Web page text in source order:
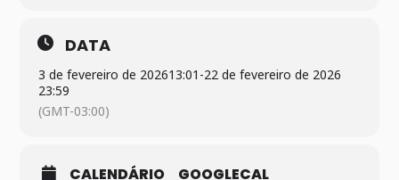
escolher o perfil e o tipo de bolsa para os quais quer se
candidatar. Só será permitida apenas uma inscrição por
candidato conforme o CPF informado.
DATA
3 de fevereiro de 202613:01 -22 de fevereiro de 2026
23:59
(GMT-03:00)
CALENDÁRIO GOOGLECAL